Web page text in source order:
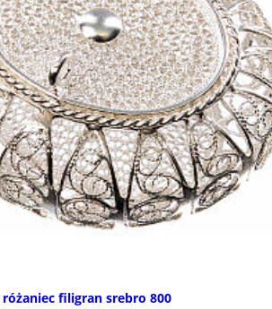
różaniec filigran srebro 800